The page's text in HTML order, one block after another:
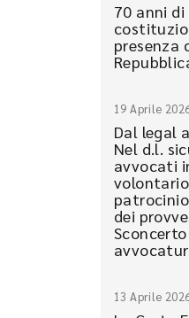
70 anni
presenza
19 Aprile
Dal legal
Nel d.l.
avvocati
dei
13 Aprile